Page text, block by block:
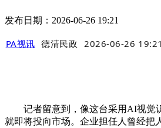
发布日期：2026-06-26 19:21
PA视讯 德清民政 2026-06-26 19:21
记者留意到，像这台采用AI视觉
就即将投向市场。企业担任人曾经把